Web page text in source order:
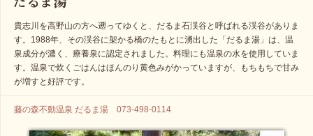
貴志川を高野山の方へ遡ってゆくと、だるま石渓谷と呼ばれる渓谷がありま
す。1988年、その渓谷に架かる橋のたもとに湧出した「だるま湯」は、温
泉成分が濃く、療養泉に認定されました。料理にも温泉の水を使用していま
す。温泉で炊くごはんはほんのり黄色みがかっていますが、もちもちで甘み
が増すと好評です。
藤の森不動温泉 だるま湯 073-498-0114